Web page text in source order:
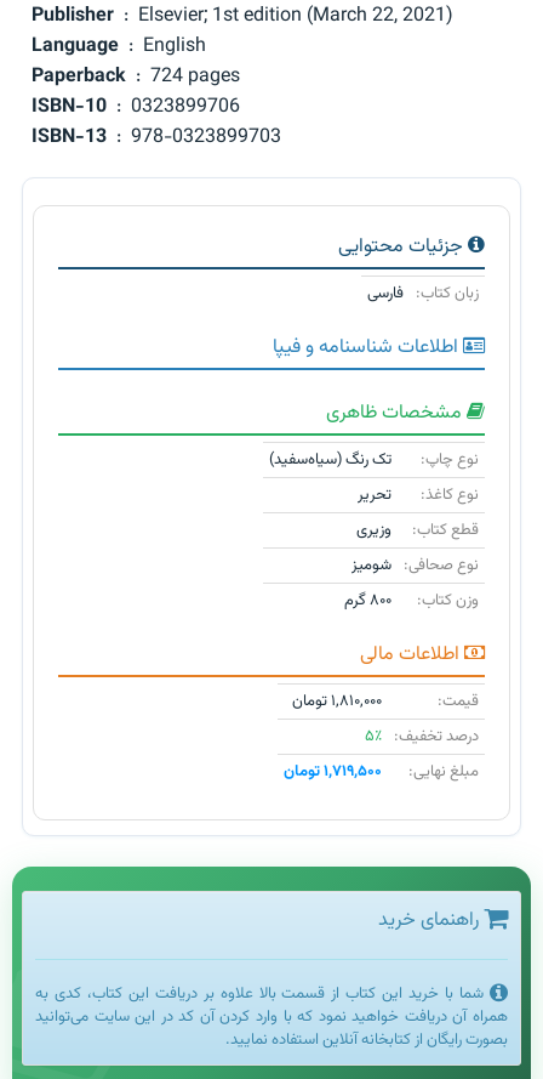
Publisher ‏ : ‎ Elsevier; 1st edition (March 22, 2021)
Language ‏ : ‎ English
Paperback ‏ : ‎ 724 pages
ISBN-10 ‏ : ‎ 0323899706
ISBN-13 ‏ : ‎ 978-0323899703
جزئیات محتوایی
زبان کتاب: فارسی
اطلاعات شناسنامه و فیپا
مشخصات ظاهری
نوع چاپ:
تک رنگ (سیاه‌سفید)
نوع کاغذ:
تحریر
قطع کتاب:
وزیری
نوع صحافی: شومیز
وزن کتاب:
۸۰۰ گرم
اطلاعات مالی
قیمت:
۱,۸۱۰,۰۰۰ تومان
درصد تخفیف: ۵٪
مبلغ نهایی:
۱,۷۱۹,۵۰۰ تومان
راهنمای خرید
شما با خرید این کتاب از قسمت بالا علاوه بر دریافت این کتاب، کدی به
همراه آن دریافت خواهید نمود که با وارد کردن آن کد در این سایت می‌توانید
بصورت رایگان از کتابخانه آنلاین استفاده نمایید.